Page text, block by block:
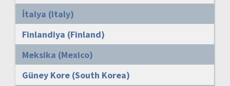
İtalya (Italy)
Finlandiya (Finland)
Meksika (Mexico)
Güney Kore (South Korea)